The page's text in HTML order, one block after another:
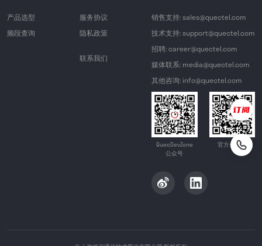
产品选型
频段查询
服务协议
隐私政策
联系我们
销售支持: sales@quectel.com
技术支持: support@quectel.com
招聘: career@quectel.com
媒体联系: media@quectel.com
其他咨询: info@quectel.com
QuecDevZone
公众号
官方公众号